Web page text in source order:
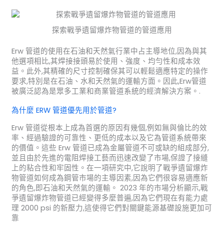
探索戰爭遺留爆炸物管道的管道應用
Erw 管道的使用在石油和天然氣行業中占主導地位,因為與其
他選項相比,其焊接接頭易於使用、強度、均勻性和成本效
益。此外,其精確的尺寸控制確保其可以輕鬆適應特定的操作
要求,特別是在石油、水和天然氣的運輸方面。因此,Erw管道
被廣泛認為是眾多工業和商業管道系統的經濟解決方案。.
為什麼 ERW 管道優先用於管道?
Erw 管道從根本上成為首選的原因有幾個,例如無與倫比的效
率、經過驗證的可靠性、更低的成本以及它為管道系統帶來
的價值。這些 Erw 管道已成為金屬管道不可或缺的組成部分,
並且由於先進的電阻焊接工藝而迅速改變了市場,保證了接縫
上的粘合性和牢固性。在一項研究中,它說明了戰爭遺留爆炸
物管道如何成為鋼管市場的主導因素,因為它們很容易適應新
的角色,即石油和天然氣的運輸。 2023 年的市場分析顯示,戰
爭遺留爆炸物管道已經變得多麼普遍,因為它們現在有能力處
理 2000 psi 的新壓力,這使得它們對關鍵能源基礎設施更加可
靠